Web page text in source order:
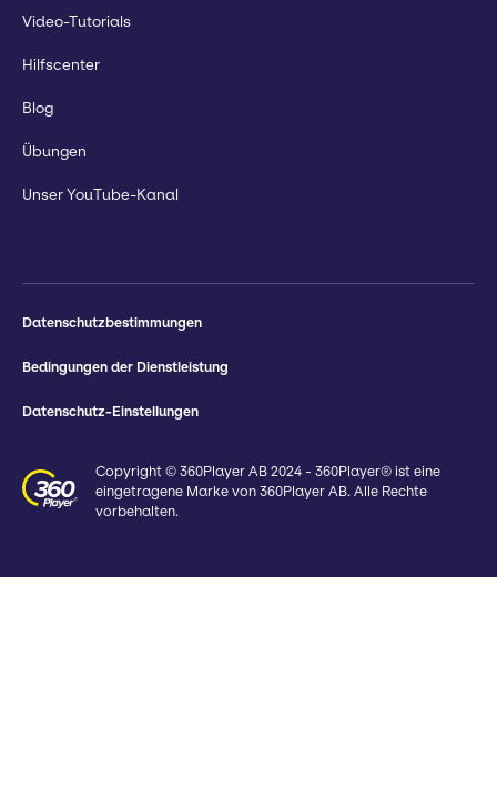
Video-Tutorials
Hilfscenter
Blog
Übungen
Unser YouTube-Kanal
Datenschutzbestimmungen
Bedingungen der Dienstleistung
Datenschutz-Einstellungen
Copyright © 360Player AB 2024 - 360Player® ist eine
eingetragene Marke von 360Player AB. Alle Rechte
vorbehalten.